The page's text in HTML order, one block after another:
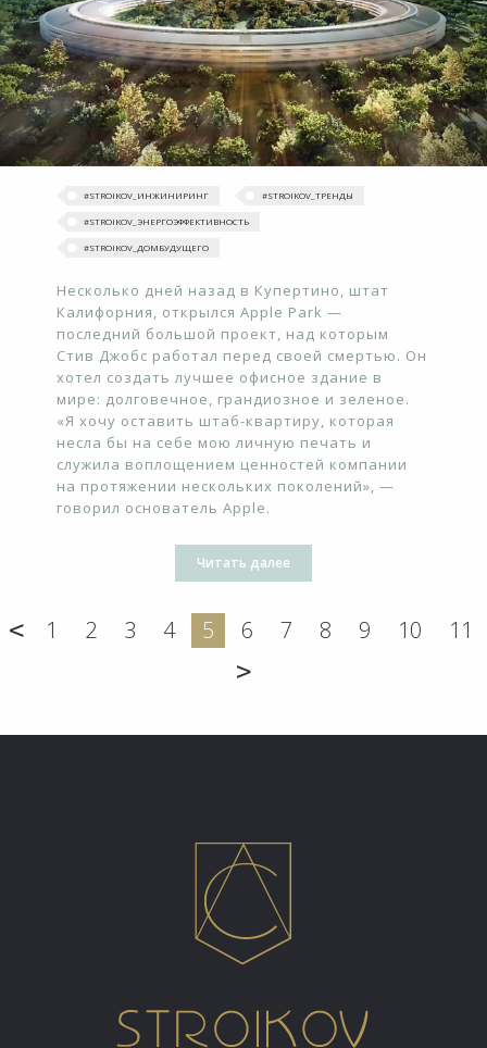
#STROIKOV_ИНЖИНИРИНГ #‎STROIKOV_ТРЕНДЫ‬
#STROIKOV_ЭНЕРГОЭФФЕКТИВНОСТЬ
#STROIKOV_ДОМБУДУЩЕГО
Несколько дней назад в Купертино, штат
Калифорния, открылся Apple Park —
последний большой проект, над которым
Стив Джобс работал перед своей смертью. Он
хотел создать лучшее офисное здание в
мире: долговечное, грандиозное и зеленое.
«Я хочу оставить штаб-квартиру, которая
несла бы на себе мою личную печать и
служила воплощением ценностей компании
на протяжении нескольких поколений», —
говорил основатель Apple.
Читать далее
< 1 2 3 4 5 6 7 8 9 10 11
>